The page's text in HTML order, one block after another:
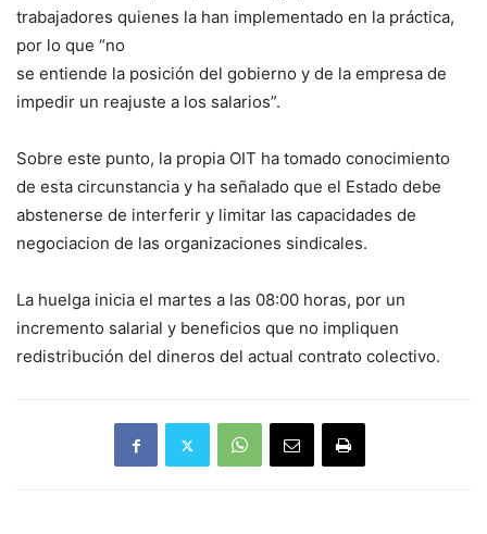
trabajadores quienes la han implementado en la práctica,
por lo que “no
se entiende la posición del gobierno y de la empresa de
impedir un reajuste a los salarios”.
Sobre este punto, la propia OIT ha tomado conocimiento
de esta circunstancia y ha señalado que el Estado debe
abstenerse de interferir y limitar las capacidades de
negociacion de las organizaciones sindicales.
La huelga inicia el martes a las 08:00 horas, por un
incremento salarial y beneficios que no impliquen
redistribución del dineros del actual contrato colectivo.